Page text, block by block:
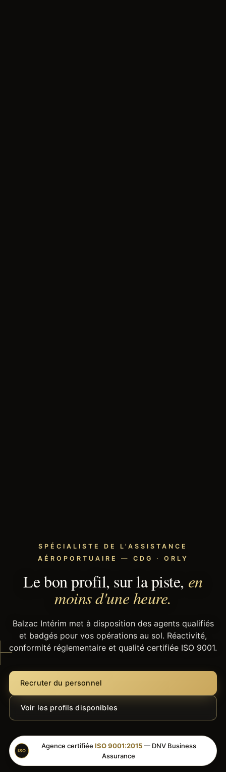
SPÉCIALISTE DE L'ASSISTANCE
AÉROPORTUAIRE — CDG · ORLY
Le bon profil, sur la piste, en
moins d'une heure.
Balzac Intérim met à disposition des agents qualifiés
et badgés pour vos opérations au sol. Réactivité,
conformité réglementaire et qualité certifiée ISO 9001.
Recruter du personnel
Voir les profils disponibles
ISO
Agence certifiée ISO 9001:2015— DNV Business
Assurance